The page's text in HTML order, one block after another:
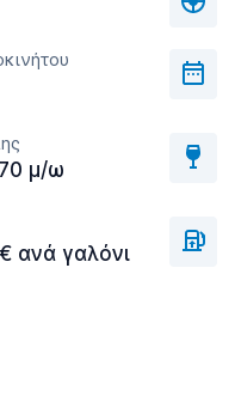
μ/ω
ανά γαλόνι